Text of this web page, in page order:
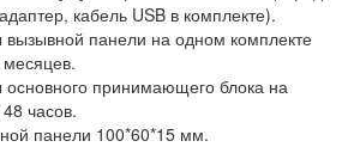
кабель USB в комплекте).
панели на одном комплекте
принимающего блока на
часов.
панели 100*60*15 мм.